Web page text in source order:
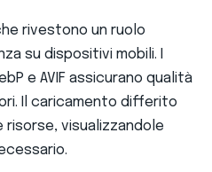
rivestono un ruolo
su dispositivi mobili. I
e AVIF assicurano qualità
Il caricamento differito
visualizzandole